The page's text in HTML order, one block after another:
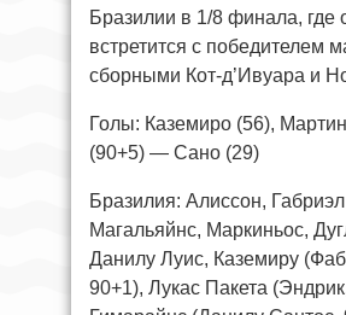
Бразилии в 1/8 финала, где
встретится с победителем
сборными Кот-д’Ивуара и
Голы: Каземиро (56),
(90+5) — Сано (29)
Бразилия: Алиссон, Габриэл
Магальяйнс, Маркиньос,
Данилу Луис, Каземиру
90+1), Лукас Пакета